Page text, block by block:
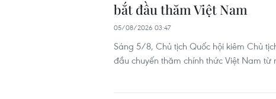
bắt đầu thăm Việt Nam
05/08/2026 03:47
Sáng 5/8, Chủ tịch Quốc hội kiêm Chủ
đầu chuyến thăm chính thức Việt Nam